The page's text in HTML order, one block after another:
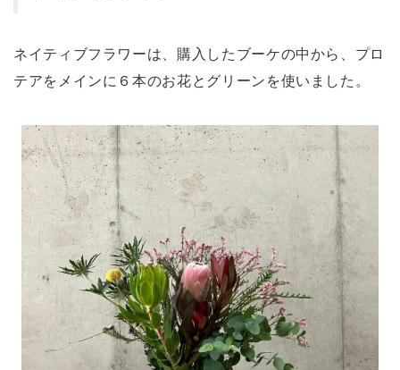
ネイティブフラワーは、購入したブーケの中から、プロ
テアをメインに６本のお花とグリーンを使いました。